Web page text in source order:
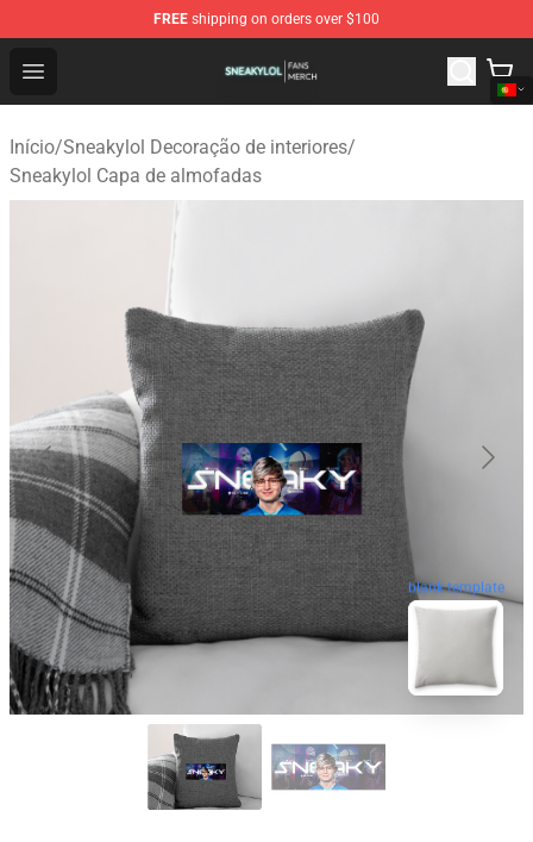
FREE shipping on orders over $100
Open menu
Sneakylol Shop - Official Sneakylol Merchandise Store
Início/Sneakylol Decoração de interiores/
Sneakylol Capa de almofadas
blank template